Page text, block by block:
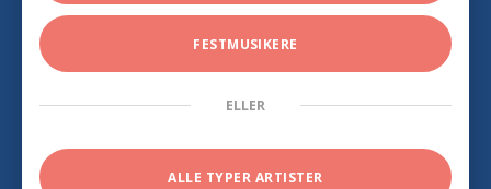
FESTMUSIKERE
ELLER
ALLE TYPER ARTISTER